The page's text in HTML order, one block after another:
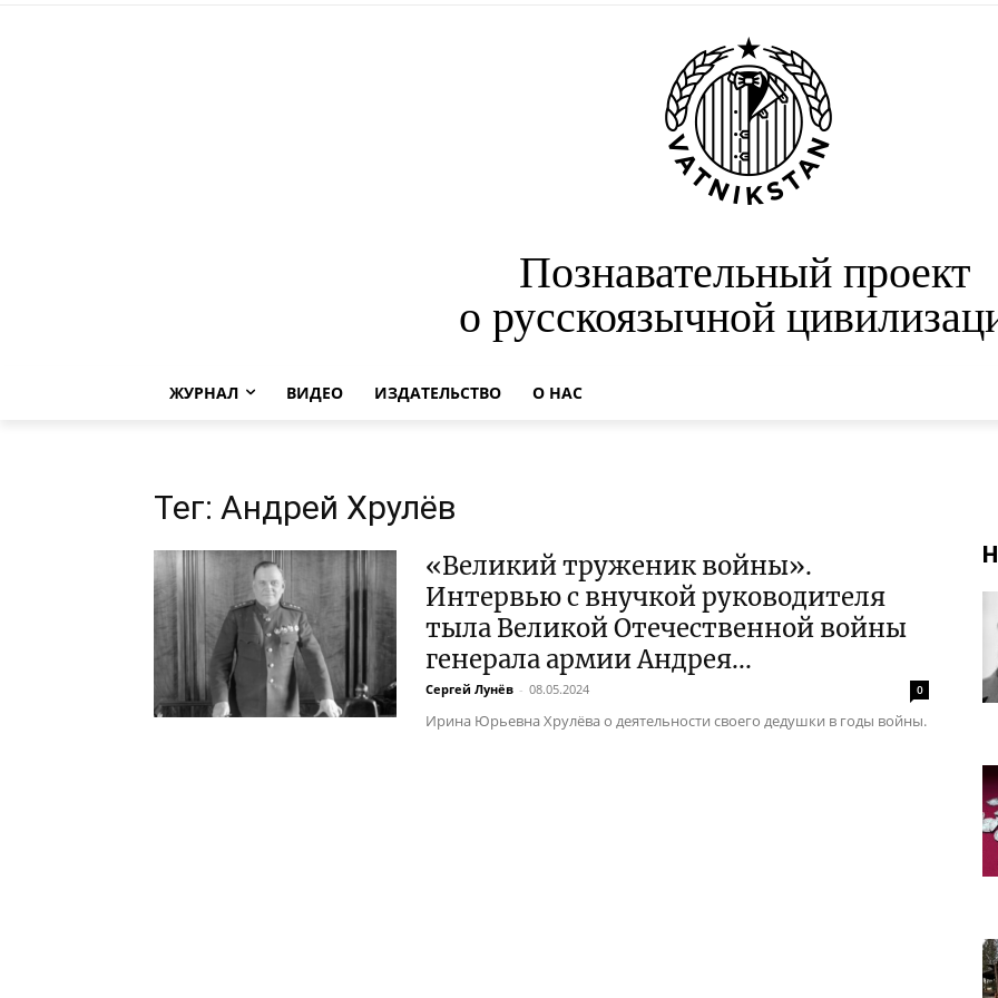
Познавательный проект
о русскоязычной
ЖУРНАЛ ВИДЕО ИЗДАТЕЛЬСТВО О НАС
Тег: Андрей Хрулёв
«Великий труженик войны».
Интервью с внучкой руководителя
тыла Великой Отечественной войны
генерала армии Андрея...
Сергей Лунёв - 08.05.2024 0
Ирина Юрьевна Хрулёва о деятельности своего дедушки в годы войны.